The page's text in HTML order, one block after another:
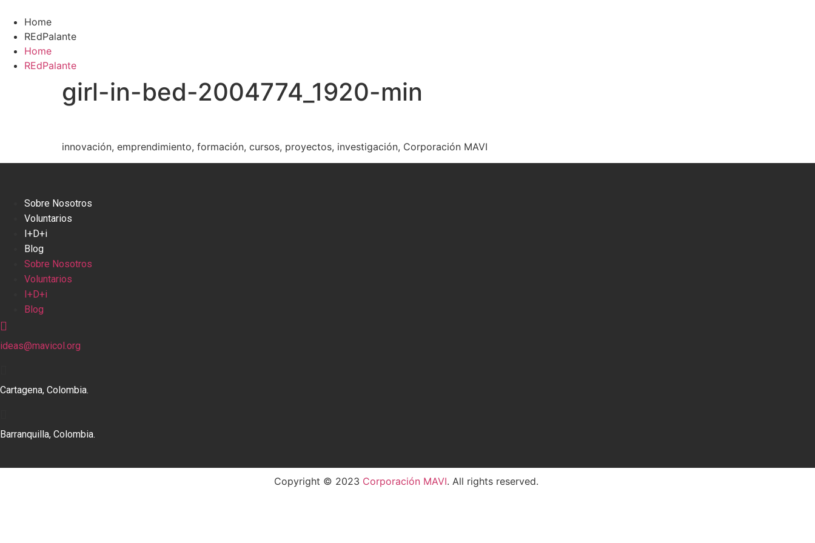
contenido
Home
REdPalante
Home
REdPalante
girl-in-bed-2004774_1920-min
innovación, emprendimiento, formación, cursos, proyectos, investigación, Corporación MAVI
Sobre Nosotros
Voluntarios
I+D+i
Blog
Sobre Nosotros
Voluntarios
I+D+i
Blog
ideas@mavicol.org
Cartagena, Colombia.
Barranquilla, Colombia.
Copyright © 2023 Corporación MAVI. All rights reserved.